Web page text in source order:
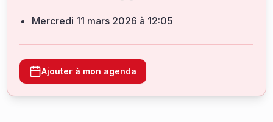
mercredi 11 mars 2026 à 12:05
Ajouter à mon agenda